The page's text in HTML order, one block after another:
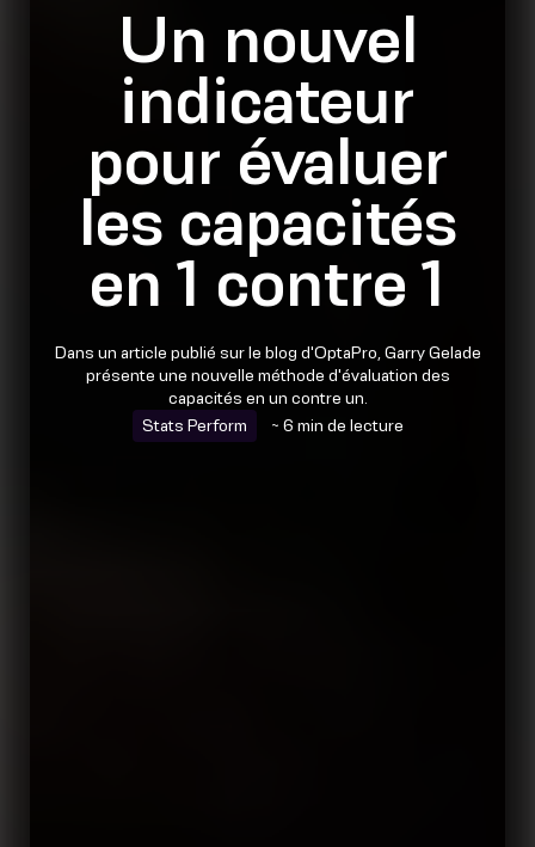
Un nouvel
indicateur
pour évaluer
les capacités
en 1 contre 1
Dans un article publié sur le blog d'OptaPro, Garry Gelade
présente une nouvelle méthode d'évaluation des
capacités en un contre un.
Stats Perform
~ 6 min de lecture